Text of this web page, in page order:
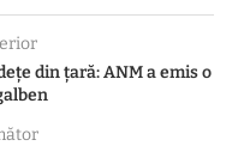
din țară: ANM a emis o